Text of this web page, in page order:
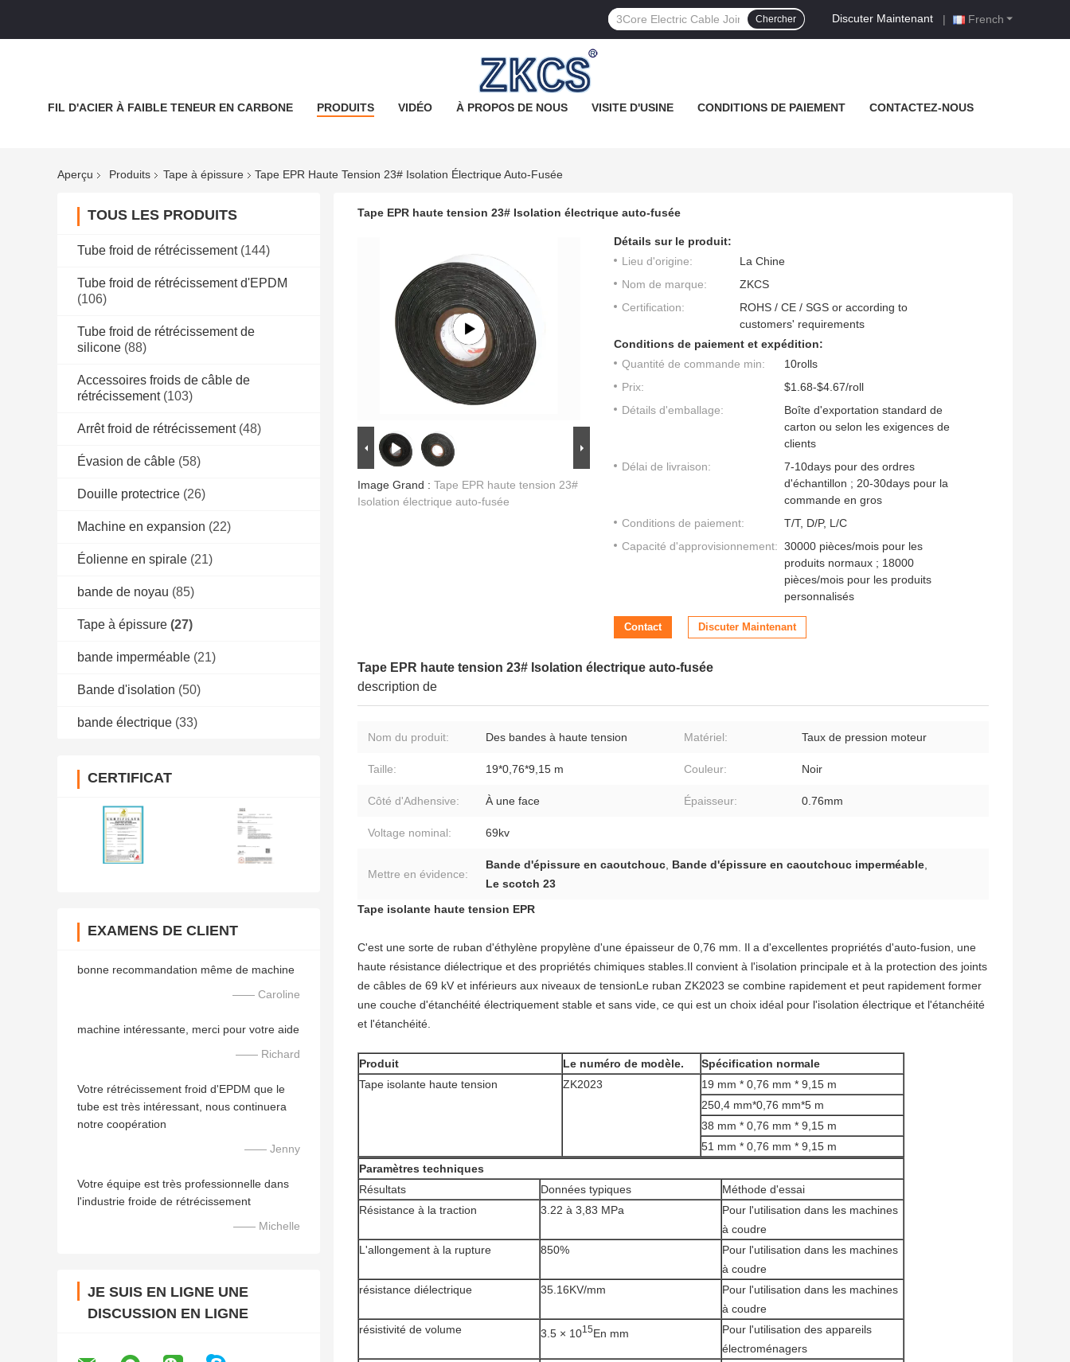
French
Discuter Maintenant |
Chercher
FIL D'ACIER À FAIBLE TENEUR EN CARBONE PRODUITS VIDÉO À PROPOS DE NOUS VISITE D'USINE CONDITIONS DE PAIEMENT CONTACTEZ-NOUS
Aperçu Produits Tape à épissure Tape EPR Haute Tension 23# Isolation Électrique Auto-Fusée
TOUS LES PRODUITS
Tube froid de rétrécissement (144)
Tube froid de rétrécissement d'EPDM
(106)
Tube froid de rétrécissement de
silicone (88)
Accessoires froids de câble de
rétrécissement (103)
Arrêt froid de rétrécissement (48)
Évasion de câble (58)
Douille protectrice (26)
Machine en expansion (22)
Éolienne en spirale (21)
bande de noyau (85)
Tape à épissure (27)
bande imperméable (21)
Bande d'isolation (50)
bande électrique (33)
CERTIFICAT
EXAMENS DE CLIENT
bonne recommandation même de machine
—— Caroline
machine intéressante, merci pour votre aide
—— Richard
Votre rétrécissement froid d'EPDM que le
tube est très intéressant, nous continuera
notre coopération
—— Jenny
Votre équipe est très professionnelle dans
l'industrie froide de rétrécissement
—— Michelle
JE SUIS EN LIGNE UNE
DISCUSSION EN LIGNE
Tape EPR haute tension 23# Isolation électrique auto-fusée
Image Grand : Tape EPR haute tension 23#
Isolation électrique auto-fusée
Détails sur le produit:
Lieu d'origine:
La Chine
Nom de marque:
ZKCS
Certification:
ROHS / CE / SGS or according to
customers' requirements
Conditions de paiement et expédition:
Quantité de commande min:
10rolls
Prix:
$1.68-$4.67/roll
Détails d'emballage:
Boîte d'exportation standard de
carton ou selon les exigences de
clients
Délai de livraison:
7-10days pour des ordres
d'échantillon ; 20-30days pour la
commande en gros
Conditions de paiement:
T/T, D/P, L/C
Capacité d'approvisionnement: 30000 pièces/mois pour les
produits normaux ; 18000
pièces/mois pour les produits
personnalisés
Contact Discuter Maintenant
Tape EPR haute tension 23# Isolation électrique auto-fusée
description de
Nom du produit: Des bandes à haute tension Matériel: Taux de pression moteur
Taille: 19*0,76*9,15 m Couleur: Noir
Côté d'Adhensive: À une face Épaisseur: 0.76mm
Voltage nominal: 69kv
Mettre en évidence:
Bande d'épissure en caoutchouc, Bande d'épissure en caoutchouc imperméable,
Le scotch 23
Tape isolante haute tension EPR
C'est une sorte de ruban d'éthylène propylène d'une épaisseur de 0,76 mm. Il a d'excellentes propriétés d'auto-fusion, une
haute résistance diélectrique et des propriétés chimiques stables.Il convient à l'isolation principale et à la protection des joints
de câbles de 69 kV et inférieurs aux niveaux de tensionLe ruban ZK2023 se combine rapidement et peut rapidement former
une couche d'étanchéité électriquement stable et sans vide, ce qui est un choix idéal pour l'isolation électrique et l'étanchéité
et l'étanchéité.
Produit Le numéro de modèle.
Spécification normale
Tape isolante haute tension
ZK2023
19 mm * 0,76 mm * 9,15 m
250,4 mm*0,76 mm*5 m
38 mm * 0,76 mm * 9,15 m
51 mm * 0,76 mm * 9,15 m
Paramètres techniques
Résultats
Données typiques
Méthode d'essai
Résistance à la traction
3.22 à 3,83 MPa
Pour l'utilisation dans les machines
à coudre
L'allongement à la rupture
850%
Pour l'utilisation dans les machines
à coudre
résistance diélectrique
35.16KV/mm
Pour l'utilisation dans les machines
à coudre
résistivité de volume
3.5 × 1015En mm
Pour l'utilisation des appareils
électroménagers